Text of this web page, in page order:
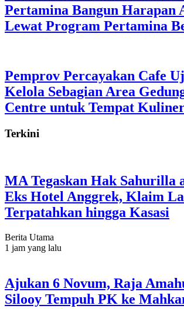
Pertamina Bangun Harapan
Lewat Program Pertamina
Pemprov Percayakan Cafe
Kelola Sebagian Area
Centre untuk Tempat
Terkini
MA Tegaskan Hak Sahurilla
Eks Hotel Anggrek, Klaim
Terpatahkan hingga Kasasi
Berita Utama
1 jam yang lalu
Ajukan 6 Novum, Raja
Silooy Tempuh PK ke